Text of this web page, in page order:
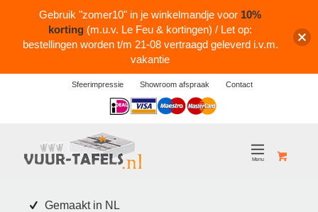
Sfeerimpressie Showroom afspraak Contact
Logos
Gemaakt in NL
Gebruik "zomer10" in je winkelmandje voor 10%
korting (m.u.v. Le Feu & kortingen) / Let op:
bestellingen worden t/m 21-08 vertraagd geleverd i.v.m.
vakantie